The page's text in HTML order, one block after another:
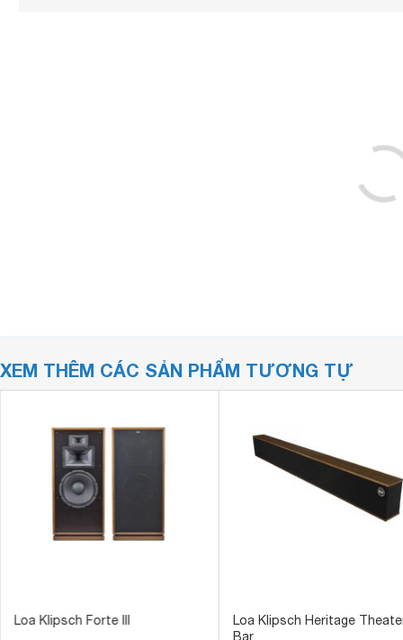
XEM THÊM CÁC SẢN PHẨM TƯƠNG TỰ
Loa Klipsch Forte III
Loa Klipsch Heritage
Bar